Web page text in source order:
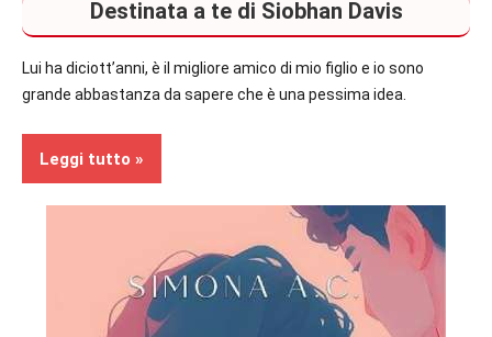
Destinata a te di Siobhan Davis
Lui ha diciott’anni, è il migliore amico di mio figlio e io sono
grande abbastanza da sapere che è una pessima idea.
Leggi tutto
Contemporary
Romance